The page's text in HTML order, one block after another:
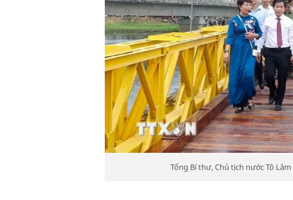
Tổng Bí thư, Chủ tịch nước Tô